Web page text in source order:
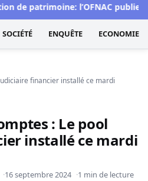
patrimoine: l’OFNAC publiera
SOCIÉTÉ ENQUÊTE ECONOMIE
financier installé ce mardi
: Le pool
installé ce mardi
16 septembre 2024 1 min de lecture